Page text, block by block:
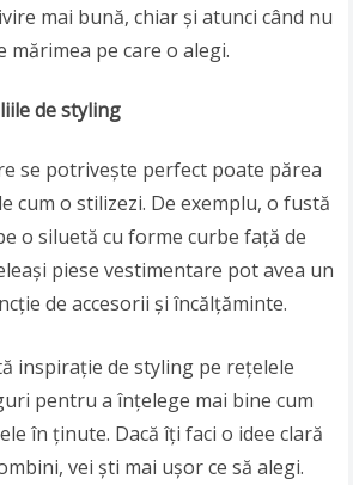
mai bună, chiar și atunci când nu
mărimea pe care o alegi.
de styling
se potrivește perfect poate părea
cum o stilizezi. De exemplu, o fustă
o siluetă cu forme curbe față de
piese vestimentare pot avea un
de accesorii și încălțăminte.
inspirație de styling pe rețelele
pentru a înțelege mai bine cum
în ținute. Dacă îți faci o idee clară
vei ști mai ușor ce să alegi.